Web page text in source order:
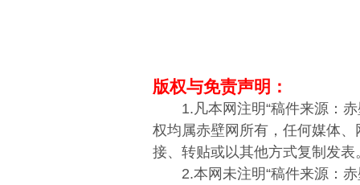
版权与免责声明：
1.凡本网注明“稿件来源：赤
权均属赤壁网所有，任何媒体
接、转贴或以其他方式复制发表
2.本网未注明“稿件来源：赤